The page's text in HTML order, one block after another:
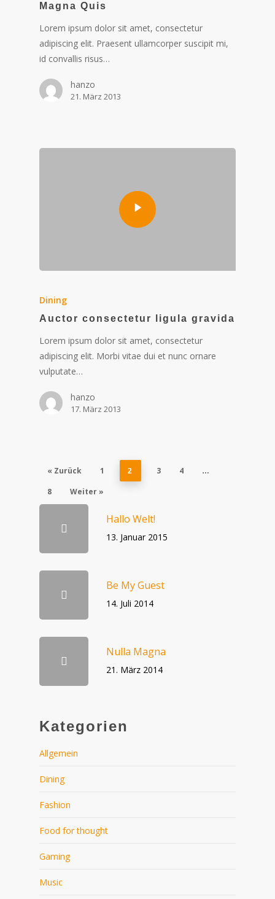
Magna Quis
Lorem ipsum dolor sit amet, consectetur
adipiscing elit. Praesent ullamcorper suscipit mi,
id convallis risus…
hanzo
21. März 2013
Dining
Auctor consectetur ligula gravida
Lorem ipsum dolor sit amet, consectetur
adipiscing elit. Morbi vitae dui et nunc ornare
vulputate…
hanzo
17. März 2013
« Zurück 1 2 3 4 …
8 Weiter »
Hallo Welt!
13. Januar 2015
Be My Guest
14. Juli 2014
Nulla Magna
21. März 2014
Kategorien
Allgemein
Dining
Fashion
Food for thought
Gaming
Music